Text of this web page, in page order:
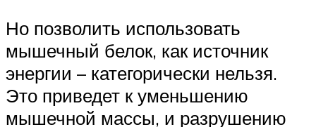
Но позволить использовать
мышечный белок, как источник
энергии – категорически нельзя.
Это приведет к уменьшению
мышечной массы, и разрушению